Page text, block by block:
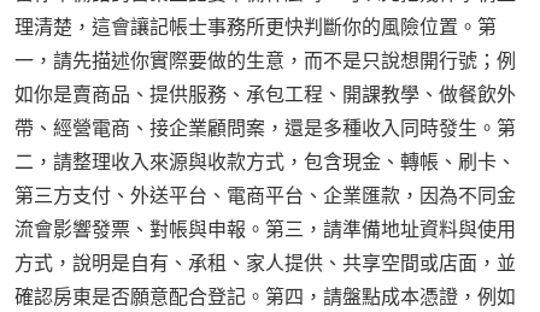
理清楚，這會讓記帳士事務所更快判斷你的風險位置。第
一，請先描述你實際要做的生意，而不是只說想開行號；例
如你是賣商品、提供服務、承包工程、開課教學、做餐飲外
帶、經營電商、接企業顧問案，還是多種收入同時發生。第
二，請整理收入來源與收款方式，包含現金、轉帳、刷卡、
第三方支付、外送平台、電商平台、企業匯款，因為不同金
流會影響發票、對帳與申報。第三，請準備地址資料與使用
方式，說明是自有、承租、家人提供、共享空間或店面，並
確認房東是否願意配合登記。第四，請盤點成本憑證，例如